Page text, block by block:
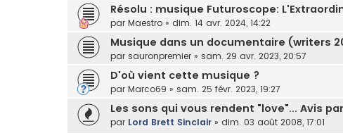
Résolu : musique Futuroscope:
par Maestro » dim. 14 avr. 2024, 14:22
Musique dans un documentaire (writers
par sauronpremier » sam. 29 avr. 2023, 20:57
D'où vient cette musique ?
par Marco69 » sam. 25 févr. 2023, 19:27
Les sons qui vous rendent "love"... Avis
par Lord Brett Sinclair » dim. 03 août 2008, 17:01